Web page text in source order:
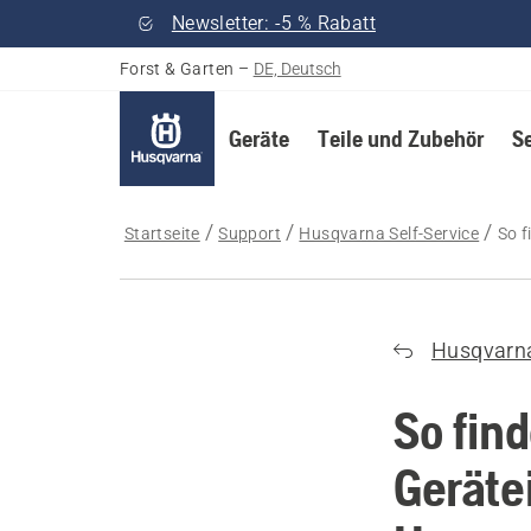
Newsletter: -5 % Rabatt
Forst & Garten – DE, Deutsch
Geräte Teile und Zubehör
Startseite Support Husqvarna Self-Service So
So